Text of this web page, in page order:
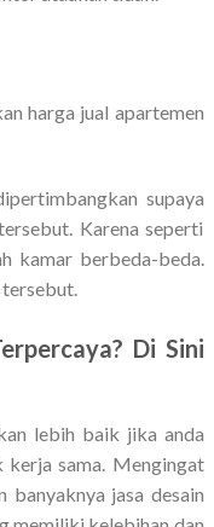
harga jual apartemen
supaya
Karena seperti
kamar berbeda-beda.
tersebut.
Di Sini
lebih baik jika anda
kerja sama. Mengingat
banyaknya jasa desain